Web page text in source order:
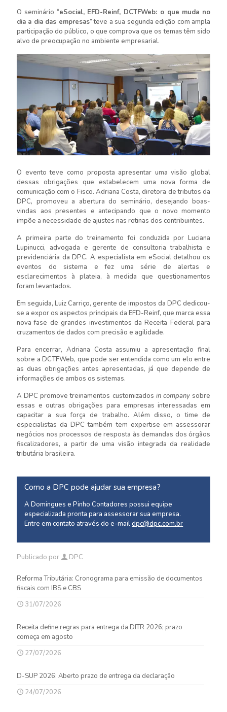
O seminário “eSocial, EFD-Reinf, DCTFWeb: o que muda no
dia a dia das empresas” teve a sua segunda edição com ampla
participação do público, o que comprova que os temas têm sido
alvo de preocupação no ambiente empresarial.
O evento teve como proposta apresentar uma visão global
dessas obrigações que estabelecem uma nova forma de
comunicação com o Fisco. Adriana Costa, diretora de tributos da
DPC, promoveu a abertura do seminário, desejando boas-
vindas aos presentes e antecipando que o novo momento
impõe a necessidade de ajustes nas rotinas dos contribuintes.
A primeira parte do treinamento foi conduzida por Luciana
Lupinucci, advogada e gerente de consultoria trabalhista e
previdenciária da DPC. A especialista em eSocial detalhou os
eventos do sistema e fez uma série de alertas e
esclarecimentos à plateia, à medida que questionamentos
foram levantados.
Em seguida, Luiz Carriço, gerente de impostos da DPC dedicou-
se a expor os aspectos principais da EFD-Reinf, que marca essa
nova fase de grandes investimentos da Receita Federal para
cruzamentos de dados com precisão e agilidade.
Para encerrar, Adriana Costa assumiu a apresentação final
sobre a DCTFWeb, que pode ser entendida como um elo entre
as duas obrigações antes apresentadas, já que depende de
informações de ambos os sistemas.
A DPC promove treinamentos customizados in companysobre
essas e outras obrigações para empresas interessadas em
capacitar a sua força de trabalho. Além disso, o time de
especialistas da DPC também tem expertise em assessorar
negócios nos processos de resposta às demandas dos órgãos
fiscalizadores, a partir de uma visão integrada da realidade
tributária brasileira.
Como a DPC pode ajudar sua empresa?
A Domingues e Pinho Contadores possui equipe
especializada pronta para assessorar sua empresa.
Entre em contato através do e-maildpc@dpc.com.br
Publicado por DPC
Reforma Tributária: Cronograma para emissão de documentos
fiscais com IBS e CBS
31/07/2026
Receita define regras para entrega da DITR 2026; prazo
começa em agosto
27/07/2026
D-SUP 2026: Aberto prazo de entrega da declaração
24/07/2026